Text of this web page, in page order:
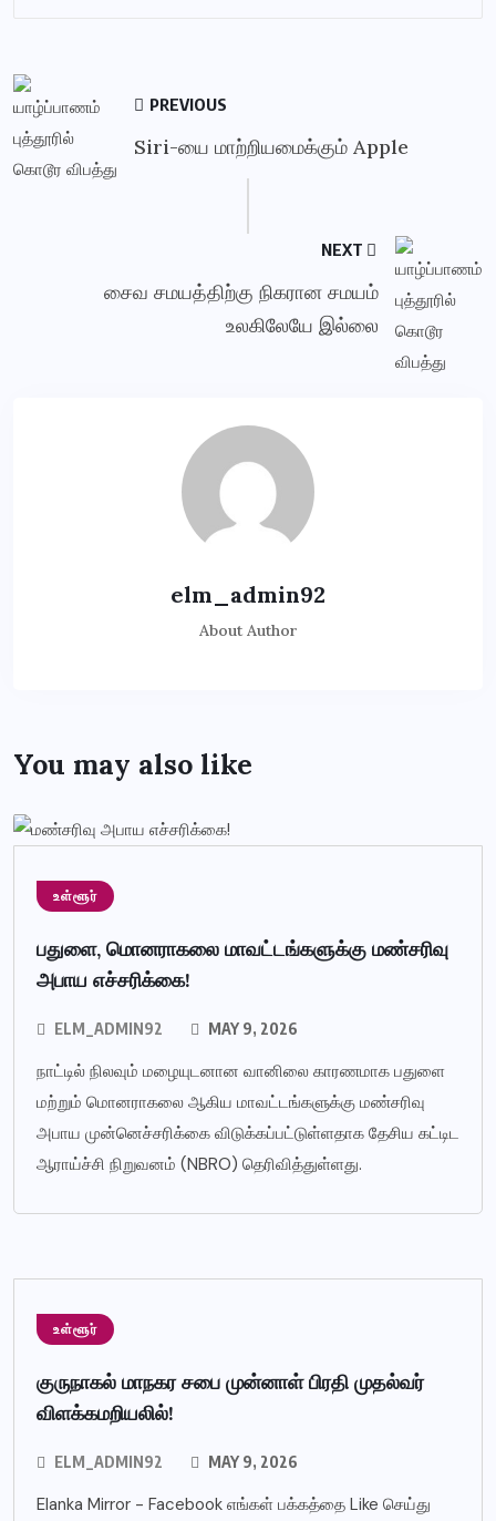
PREVIOUS
Siri-யை மாற்றியமைக்கும் Apple
NEXT
சைவ சமயத்திற்கு நிகரான சமயம்
உலகிலேயே இல்லை
elm_admin92
About Author
You may also like
உள்ளூர்
பதுளை, மொனராகலை மாவட்டங்களுக்கு மண்சரிவு
அபாய எச்சரிக்கை!
ELM_ADMIN92 MAY 9, 2026
நாட்டில் நிலவும் மழையுடனான வானிலை காரணமாக பதுளை
மற்றும் மொனராகலை ஆகிய மாவட்டங்களுக்கு மண்சரிவு
அபாய முன்னெச்சரிக்கை விடுக்கப்பட்டுள்ளதாக தேசிய கட்டிட
ஆராய்ச்சி நிறுவனம் (NBRO) தெரிவித்துள்ளது.
உள்ளூர்
குருநாகல் மாநகர சபை முன்னாள் பிரதி முதல்வர்
விளக்கமறியலில்!
ELM_ADMIN92 MAY 9, 2026
Elanka Mirror - Facebook எங்கள் பக்கத்தை Like செய்து